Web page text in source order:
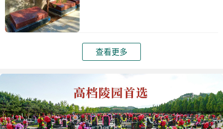
查看更多